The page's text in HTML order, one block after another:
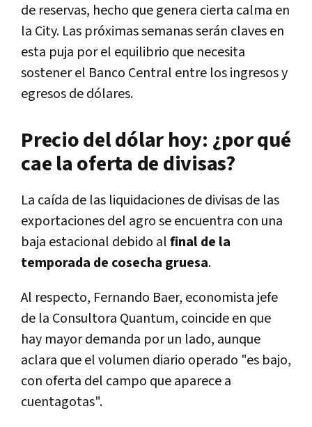
de reservas, hecho que genera cierta calma en
la City. Las próximas semanas serán claves en
esta puja por el equilibrio que necesita
sostener el Banco Central entre los ingresos y
egresos de dólares.
Precio del dólar hoy: ¿por qué
cae la oferta de divisas?
La caída de las liquidaciones de divisas de las
exportaciones del agro se encuentra con una
baja estacional debido alfinal de la
temporada de cosecha gruesa.
Al respecto, Fernando Baer, economista jefe
de la Consultora Quantum, coincide en que
hay mayor demanda por un lado, aunque
aclara que el volumen diario operado "es bajo,
con oferta del campo que aparece a
cuentagotas".